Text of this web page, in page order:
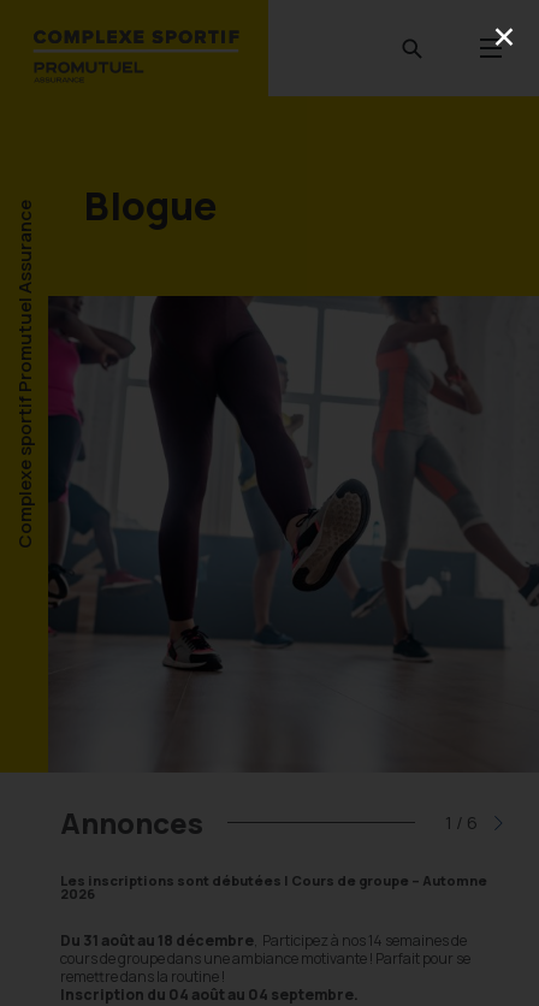
Complexe sportif Promutuel Assurance Blogue
Annonces 1 / 6
Les inscriptions sont débutées | Cours de groupe – Automne
2026
Du 31 août au 18 décembre, Participez à nos 14 semaines de
cours de groupe dans une ambiance motivante ! Parfait pour se
remettre dans la routine !
Inscription du 04 août au 04 septembre.